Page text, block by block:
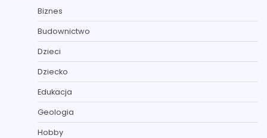
Biznes
Budownictwo
Dzieci
Dziecko
Edukacja
Geologia
Hobby